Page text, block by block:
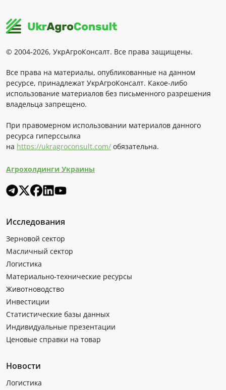
© 2004-2026, УкрАгроКонсалт. Все права защищены.
Все права на материалы, опубликованные на данном
ресурсе, принадлежат УкрАгроКонсалт. Какое-либо
использование материалов без письменного разрешения
владельца запрещено.
При правомерном использовании материалов данного
ресурса гиперссылка
на https://ukragroconsult.com/ обязательна.
Агрохолдинги Украины
Исследования
Зерновой сектор
Масличный сектор
Логистика
Материально-технические ресурсы
Животноводство
Инвестиции
Статистические базы данных
Индивидуальные презентации
Ценовые справки на товар
Новости
Логистика